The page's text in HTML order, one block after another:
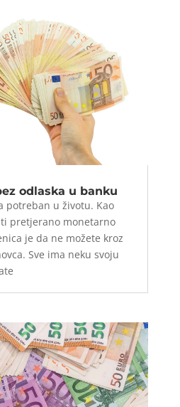
odlaska u banku
potreban u životu. Kao
pretjerano monetarno
je da ne možete kroz
Sve ima neku svoju